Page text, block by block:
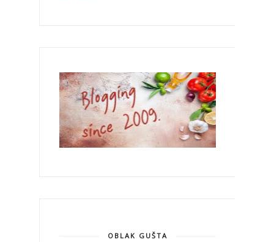
OBLAK GUŠTA